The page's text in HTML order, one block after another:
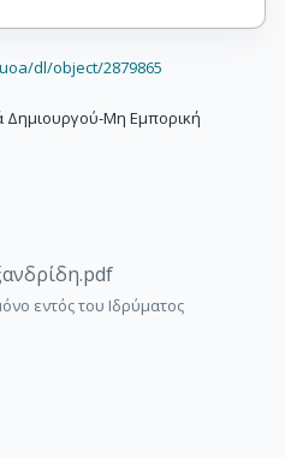
dl/object/2879865
Μη Εμπορική
εντός του Ιδρύματος